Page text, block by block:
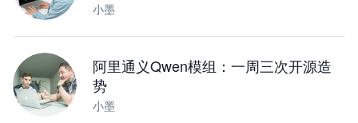
小墨
阿里通义Qwen模组：一周三次开源造
势
小墨